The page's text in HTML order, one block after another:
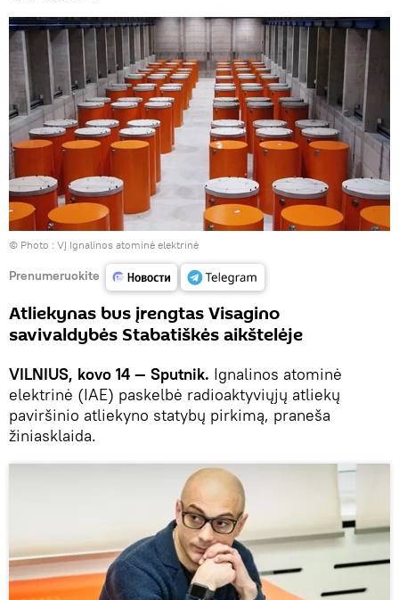
© Photo : VĮ Ignalinos atominė elektrinė
Prenumeruokite
Atliekynas bus įrengtas Visagino
savivaldybės Stabatiškės aikštelėje
VILNIUS, kovo 14 — Sputnik. Ignalinos atominė
elektrinė (IAE) paskelbė radioaktyviųjų atliekų
paviršinio atliekyno statybų pirkimą, praneša
žiniasklaida.